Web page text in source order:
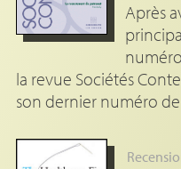
Après
la revue Sociétés
son dernier numéro